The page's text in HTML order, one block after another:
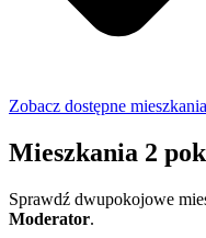
Zobacz dostępne mieszkania
Mieszkania 2
Sprawdź dwupokojowe
Moderator.